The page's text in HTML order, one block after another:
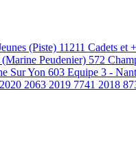
(Piste) 11211 Cadets et
Peudenier) 572
Sur Yon 603 Equipe 3 -
2020 2063 2019 7741 2018